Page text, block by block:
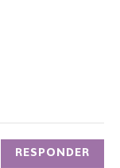
RESPONDER